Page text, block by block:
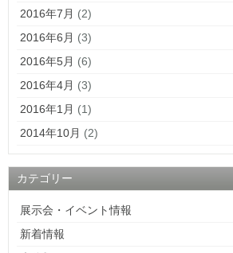
2016年7月 (2)
2016年6月 (3)
2016年5月 (6)
2016年4月 (3)
2016年1月 (1)
2014年10月 (2)
カテゴリー
展示会・イベント情報
新着情報